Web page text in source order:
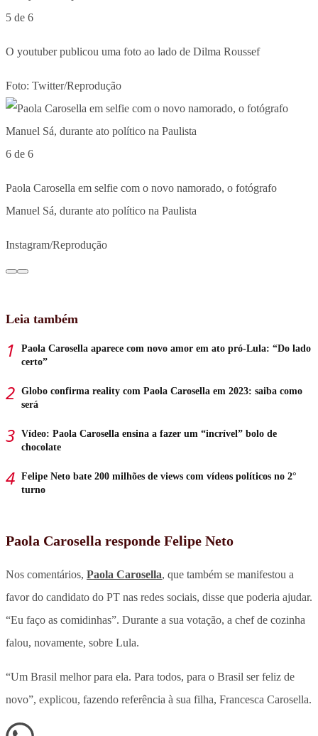
5 de 6
O youtuber publicou uma foto ao lado de Dilma Roussef
Foto: Twitter/Reprodução
6 de 6
Paola Carosella em selfie com o novo namorado, o fotógrafo
Manuel Sá, durante ato político na Paulista
Instagram/Reprodução
Leia também
Paola Carosella aparece com novo amor em ato pró-Lula: “Do lado
certo”
Globo confirma reality com Paola Carosella em 2023: saiba como
será
Vídeo: Paola Carosella ensina a fazer um “incrível” bolo de
chocolate
Felipe Neto bate 200 milhões de views com vídeos políticos no 2°
turno
Paola Carosella responde Felipe Neto
Nos comentários, Paola Carosella, que também se manifestou a
favor do candidato do PT nas redes sociais, disse que poderia ajudar.
“Eu faço as comidinhas”. Durante a sua votação, a chef de cozinha
falou, novamente, sobre Lula.
“Um Brasil melhor para ela. Para todos, para o Brasil ser feliz de
novo”, explicou, fazendo referência à sua filha, Francesca Carosella.